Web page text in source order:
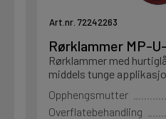
Art.nr. 72242263
Rørklammer MP-
Rørklammer med
middels tunge
Opphengsmutter
Overflatebehandling